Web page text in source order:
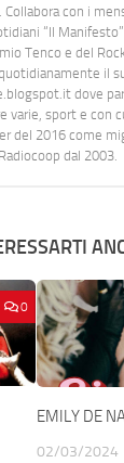
con i
“Il
Tenco e del
il
dove
varie, sport e con
del 2016 come
dal 2003.
0
EMILY DE
02/03/2024